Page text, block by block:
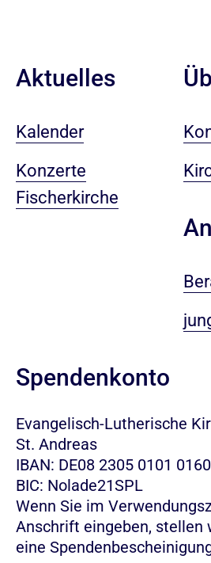
Aktuelles
Kalender
Konzerte
Fischerkirche
Spendenkonto
Evangelisch-Lutherische
St. Andreas
IBAN: DE08 2305 0101
BIC: Nolade21SPL
Wenn Sie im
Anschrift eingeben, stellen
eine